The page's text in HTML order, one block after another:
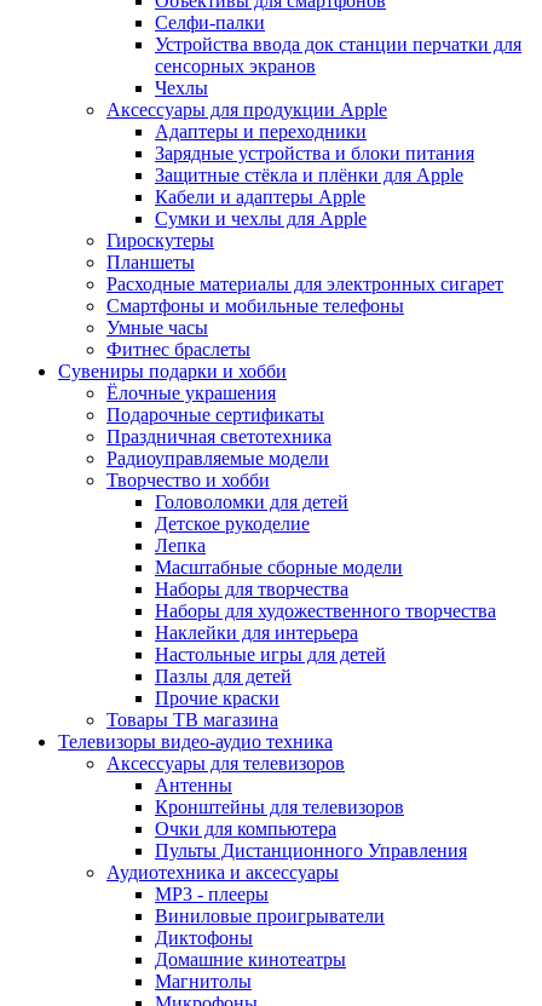
Селфи-палки
Устройства ввода док станции перчатки для
сенсорных экранов
Чехлы
Аксессуары для продукции Apple
Адаптеры и переходники
Зарядные устройства и блоки питания
Защитные стёкла и плёнки для Apple
Кабели и адаптеры Apple
Сумки и чехлы для Apple
Гироскутеры
Планшеты
Расходные материалы для электронных сигарет
Смартфоны и мобильные телефоны
Умные часы
Фитнес браслеты
Сувениры подарки и хобби
Ёлочные украшения
Подарочные сертификаты
Праздничная светотехника
Радиоуправляемые модели
Творчество и хобби
Головоломки для детей
Детское рукоделие
Лепка
Масштабные сборные модели
Наборы для творчества
Наборы для художественного творчества
Наклейки для интерьера
Настольные игры для детей
Пазлы для детей
Прочие краски
Товары ТВ магазина
Телевизоры видео-аудио техника
Аксессуары для телевизоров
Антенны
Кронштейны для телевизоров
Очки для компьютера
Пульты Дистанционного Управления
Аудиотехника и аксессуары
MP3 - плееры
Виниловые проигрыватели
Диктофоны
Домашние кинотеатры
Магнитолы